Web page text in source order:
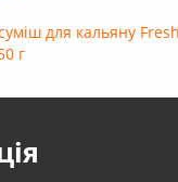
для кальяну
г